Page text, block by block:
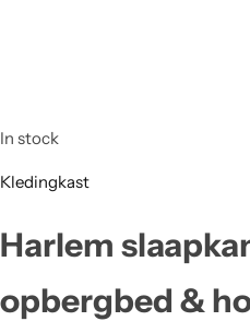
In stock
Kledingkast
Harlem
opbergbed &